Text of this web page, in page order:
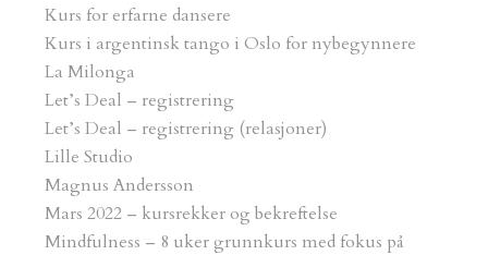
I media
Kontakt
Kontakt
Kurs for erfarne dansere
Kurs i argentinsk tango i Oslo for nybegynnere
La Milonga
Let’s Deal – registrering
Let’s Deal – registrering (relasjoner)
Lille Studio
Magnus Andersson
Mars 2022 – kursrekker og bekreftelse
Mindfulness – 8 uker grunnkurs med fokus på